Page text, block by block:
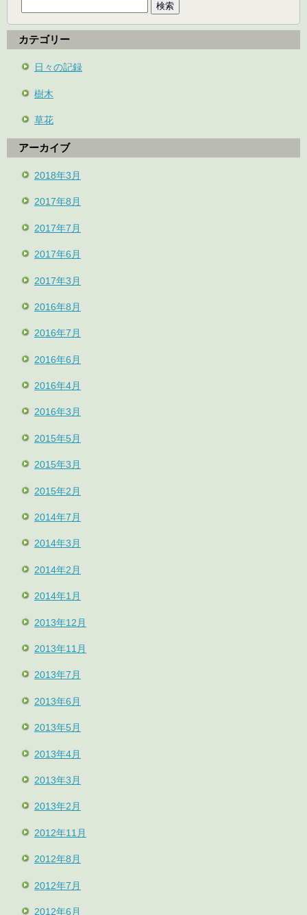
カテゴリー
日々の記録
樹木
草花
アーカイブ
2018年3月
2017年8月
2017年7月
2017年6月
2017年3月
2016年8月
2016年7月
2016年6月
2016年4月
2016年3月
2015年5月
2015年3月
2015年2月
2014年7月
2014年3月
2014年2月
2014年1月
2013年12月
2013年11月
2013年7月
2013年6月
2013年5月
2013年4月
2013年3月
2013年2月
2012年11月
2012年8月
2012年7月
2012年6月